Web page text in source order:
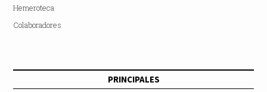
Hemeroteca
Colaboradores
PRINCIPALES